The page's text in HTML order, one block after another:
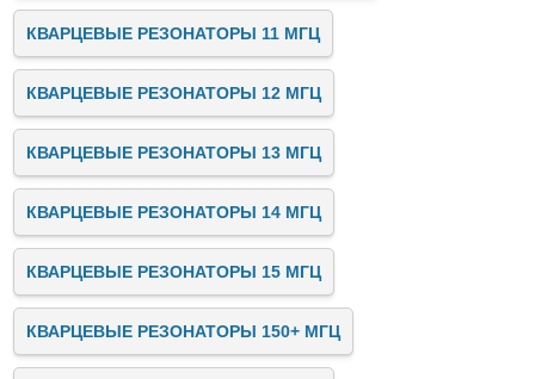
КВАРЦЕВЫЕ РЕЗОНАТОРЫ 11 МГЦ
КВАРЦЕВЫЕ РЕЗОНАТОРЫ 12 МГЦ
КВАРЦЕВЫЕ РЕЗОНАТОРЫ 13 МГЦ
КВАРЦЕВЫЕ РЕЗОНАТОРЫ 14 МГЦ
КВАРЦЕВЫЕ РЕЗОНАТОРЫ 15 МГЦ
КВАРЦЕВЫЕ РЕЗОНАТОРЫ 150+ МГЦ